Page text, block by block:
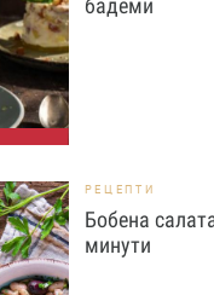
бадеми
РЕЦЕПТИ
Бобена
минути